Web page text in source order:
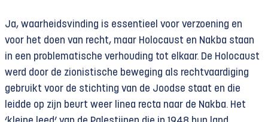
Ja, waarheidsvinding is essentieel voor verzoening en
voor het doen van recht, maar Holocaust en Nakba staan
in een problematische verhouding tot elkaar. De Holocaust
werd door de zionistische beweging als rechtvaardiging
gebruikt voor de stichting van de Joodse staat en die
leidde op zijn beurt weer linea recta naar de Nakba. Het